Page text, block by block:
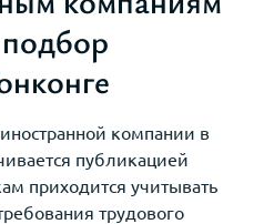
компании в
публикацией
приходится учитывать
трудового